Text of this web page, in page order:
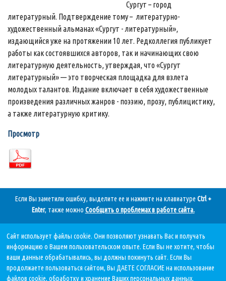
Сургут – город
литературный. Подтверждение тому – литературно-
художественный альманах «Сургут - литературный»,
издающийся уже на протяжении 10 лет. Редколлегия публикует
работы как состоявшихся авторов, так и начинающих свою
литературную деятельность, утверждая, что «Сургут
литературный» — это творческая площадка для взлета
молодых талантов. Издание включает в себя художественные
произведения различных жанров - поэзию, прозу, публицистику,
а также литературную критику.
Просмотр
Если Вы заметили ошибку, выделите ее и нажмите на клавиатуре Ctrl +
Enter, также можно Сообщить о проблемах в работе сайта.
Дата последнего обновления:
05.08.2026, в 11 11.
Сайт использует файлы cookie. Они позволяют узнавать Вас и получать
информацию о Вашем пользовательском опыте. Если Вы не хотите, чтобы
ваши данные обрабатывались, вы должны покинуть сайт. Если Вы
продолжаете пользоваться сайтом, Вы ДАЕТЕ СОГЛАСИЕ на использование
файлов cookie, обработку и хранение Ваших персональных данных.